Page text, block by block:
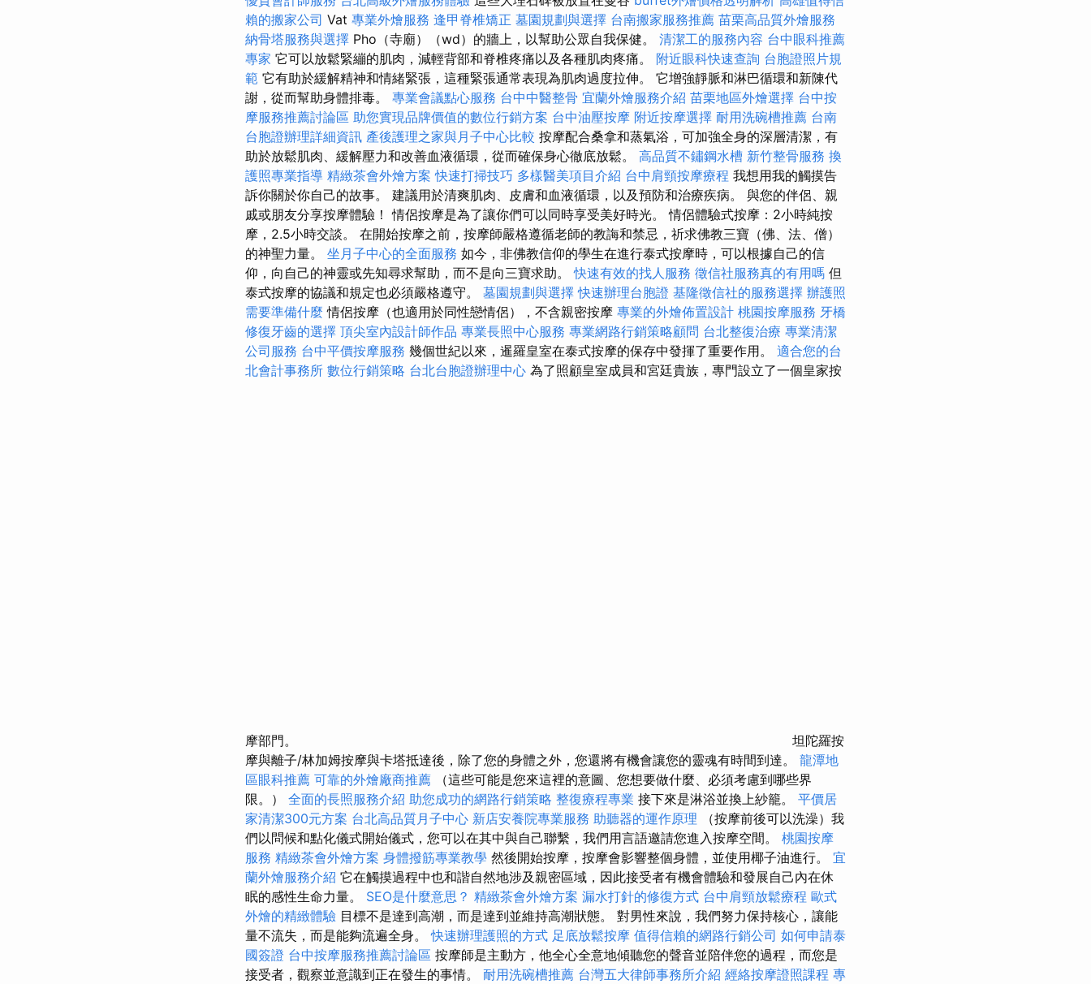
賴的搬家公司 Vat 專業外燴服務 逢甲脊椎矯正 墓園規劃與選擇 台南搬家服務推薦 苗栗高品質外燴服務
納骨塔服務與選擇 Pho（寺廟）（wd）的牆上，以幫助公眾自我保健。 清潔工的服務內容 台中眼科推薦
專家 它可以放鬆緊繃的肌肉，減輕背部和脊椎疼痛以及各種肌肉疼痛。 附近眼科快速查詢 台胞證照片規
範 它有助於緩解精神和情緒緊張，這種緊張通常表現為肌肉過度拉伸。 它增強靜脈和淋巴循環和新陳代
謝，從而幫助身體排毒。 專業會議點心服務 台中中醫整骨 宜蘭外燴服務介紹 苗栗地區外燴選擇 台中按
摩服務推薦討論區 助您實現品牌價值的數位行銷方案 台中油壓按摩 附近按摩選擇 耐用洗碗槽推薦 台南
台胞證辦理詳細資訊 產後護理之家與月子中心比較 按摩配合桑拿和蒸氣浴，可加強全身的深層清潔，有
助於放鬆肌肉、緩解壓力和改善血液循環，從而確保身心徹底放鬆。 高品質不鏽鋼水槽 新竹整骨服務 換
護照專業指導 精緻茶會外燴方案 快速打掃技巧 多樣醫美項目介紹 台中肩頸按摩療程 我想用我的觸摸告
訴你關於你自己的故事。 建議用於清爽肌肉、皮膚和血液循環，以及預防和治療疾病。 與您的伴侶、親
戚或朋友分享按摩體驗！ 情侶按摩是為了讓你們可以同時享受美好時光。 情侶體驗式按摩：2小時純按
摩，2.5小時交談。 在開始按摩之前，按摩師嚴格遵循老師的教誨和禁忌，祈求佛教三寶（佛、法、僧）
的神聖力量。 坐月子中心的全面服務 如今，非佛教信仰的學生在進行泰式按摩時，可以根據自己的信
仰，向自己的神靈或先知尋求幫助，而不是向三寶求助。快速有效的找人服務 徵信社服務真的有用嗎 但
泰式按摩的協議和規定也必須嚴格遵守。 墓園規劃與選擇 快速辦理台胞證 基隆徵信社的服務選擇 辦護照
需要準備什麼 情侶按摩（也適用於同性戀情侶），不含親密按摩 專業的外燴佈置設計 桃園按摩服務 牙橋
修復牙齒的選擇 頂尖室內設計師作品 專業長照中心服務 專業網路行銷策略顧問 台北整復治療 專業清潔
公司服務 台中平價按摩服務 幾個世紀以來，暹羅皇室在泰式按摩的保存中發揮了重要作用。 適合您的台
北會計事務所 數位行銷策略 台北台胞證辦理中心 為了照顧皇室成員和宮廷貴族，專門設立了一個皇家按
摩部門。
坦陀羅按
摩與離子/林加姆按摩與卡塔抵達後，除了您的身體之外，您還將有機會讓您的靈魂有時間到達。 龍潭地
區眼科推薦 可靠的外燴廠商推薦 （這些可能是您來這裡的意圖、您想要做什麼、必須考慮到哪些界
限。） 全面的長照服務介紹 助您成功的網路行銷策略 整復療程專業 接下來是淋浴並換上紗籠。 平價居
家清潔300元方案 台北高品質月子中心 新店安養院專業服務 助聽器的運作原理 （按摩前後可以洗澡）我
們以問候和點化儀式開始儀式，您可以在其中與自己聯繫，我們用言語邀請您進入按摩空間。 桃園按摩
服務 精緻茶會外燴方案 身體撥筋專業教學 然後開始按摩，按摩會影響整個身體，並使用椰子油進行。 宜
蘭外燴服務介紹 它在觸摸過程中也和諧自然地涉及親密區域，因此接受者有機會體驗和發展自己內在休
眠的感性生命力量。 SEO是什麼意思？ 精緻茶會外燴方案 漏水打針的修復方式 台中肩頸放鬆療程 歐式
外燴的精緻體驗 目標不是達到高潮，而是達到並維持高潮狀態。 對男性來說，我們努力保持核心，讓能
量不流失，而是能夠流遍全身。快速辦理護照的方式 足底放鬆按摩 值得信賴的網路行銷公司 如何申請泰
國簽證 台中按摩服務推薦討論區 按摩師是主動方，他全心全意地傾聽您的聲音並陪伴您的過程，而您是
接受者，觀察並意識到正在發生的事情。 耐用洗碗槽推薦 台灣五大律師事務所介紹 經絡按摩證照課程 專